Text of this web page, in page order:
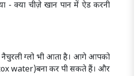
- क्या चीज़े खान पान में ऐड करनी
नैचुरली ग्लो भी आता है। आगे आपको
water)बना कर पी सकते हैं। और